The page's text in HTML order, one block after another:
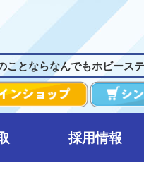
ことならなんでもホビース
採用情報